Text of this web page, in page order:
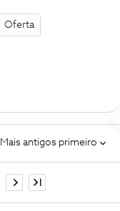
Oferta
Mais antigos primeiro